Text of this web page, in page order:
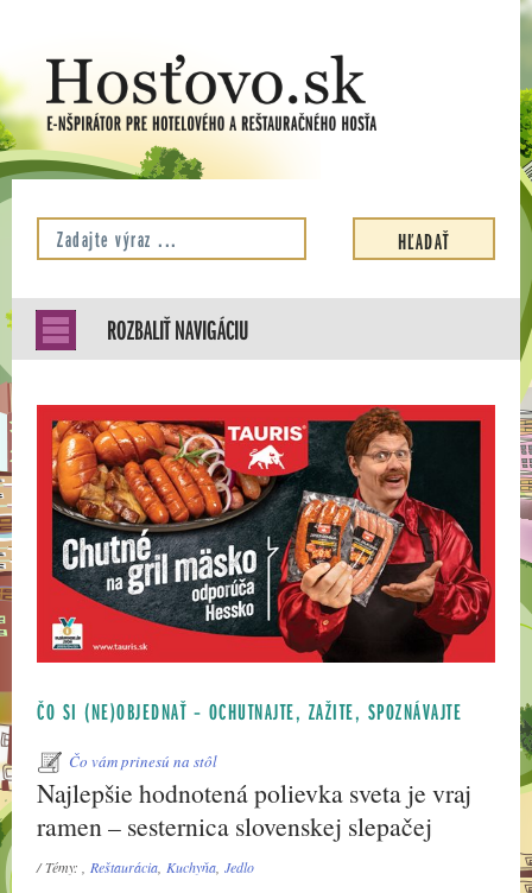
ROZBALIŤ NAVIGÁCIU
ČO SI (NE)OBJEDNAŤ – OCHUTNAJTE, ZAŽITE, SPOZNÁVAJTE
Čo vám prinesú na stôl
Najlepšie hodnotená polievka sveta je vraj
ramen – sesternica slovenskej slepačej
/ Témy: ,Reštaurácia,Kuchyňa,Jedlo